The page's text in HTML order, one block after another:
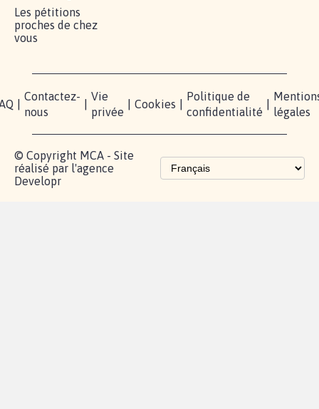
Les pétitions
proches de chez
vous
Contactez-
nous
Vie
privée
Cookies
Politique de
confidentialité
légales
© Copyright MCA - Site
réalisé par l'agence
Developr